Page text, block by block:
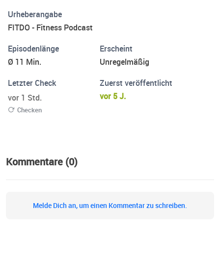
dich mit auf eine aufregende Reise zu einem gesünderen
und fitteren Leben. Bleib nicht länger auf der Couch sitzen
Urheberangabe
FITDO - Fitness Podcast
Episodenlänge
Ø 11 Min.
Erscheint
Unregelmäßig
Letzter Check
vor 1 Std.
Checken
Zuerst veröffentlicht
vor 5 J.
Kommentare (0)
Melde Dich an, um einen Kommentar zu schreiben.